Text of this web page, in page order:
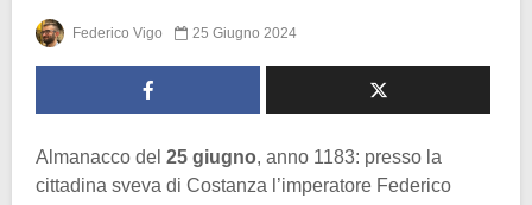
Federico Vigo 25 Giugno 2024
Almanacco del 25 giugno, anno 1183: presso la
cittadina sveva di Costanza l’imperatore Federico